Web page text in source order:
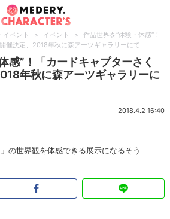
イベント > イベント >
作品世界を“体験・体感”！
催決定、2018年秋に森アーツギャラリーにて
感”！「カードキャプターさく
年秋に森アーツギャラリーに
2018.4.2 16:40
の世界観を体感できる展示になるそう